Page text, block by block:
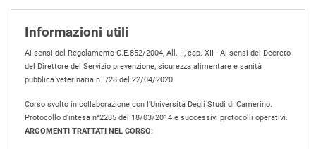
Informazioni utili
Ai sensi del Regolamento C.E.852/2004, All. II, cap. XII - Ai sensi del Decreto
del Direttore del Servizio prevenzione, sicurezza alimentare e sanità
pubblica veterinaria n. 728 del 22/04/2020
Corso svolto in collaborazione con l'Università Degli Studi di Camerino.
Protocollo d’intesa n°2285 del 18/03/2014 e successivi protocolli operativi.
ARGOMENTI TRATTATI NEL CORSO: